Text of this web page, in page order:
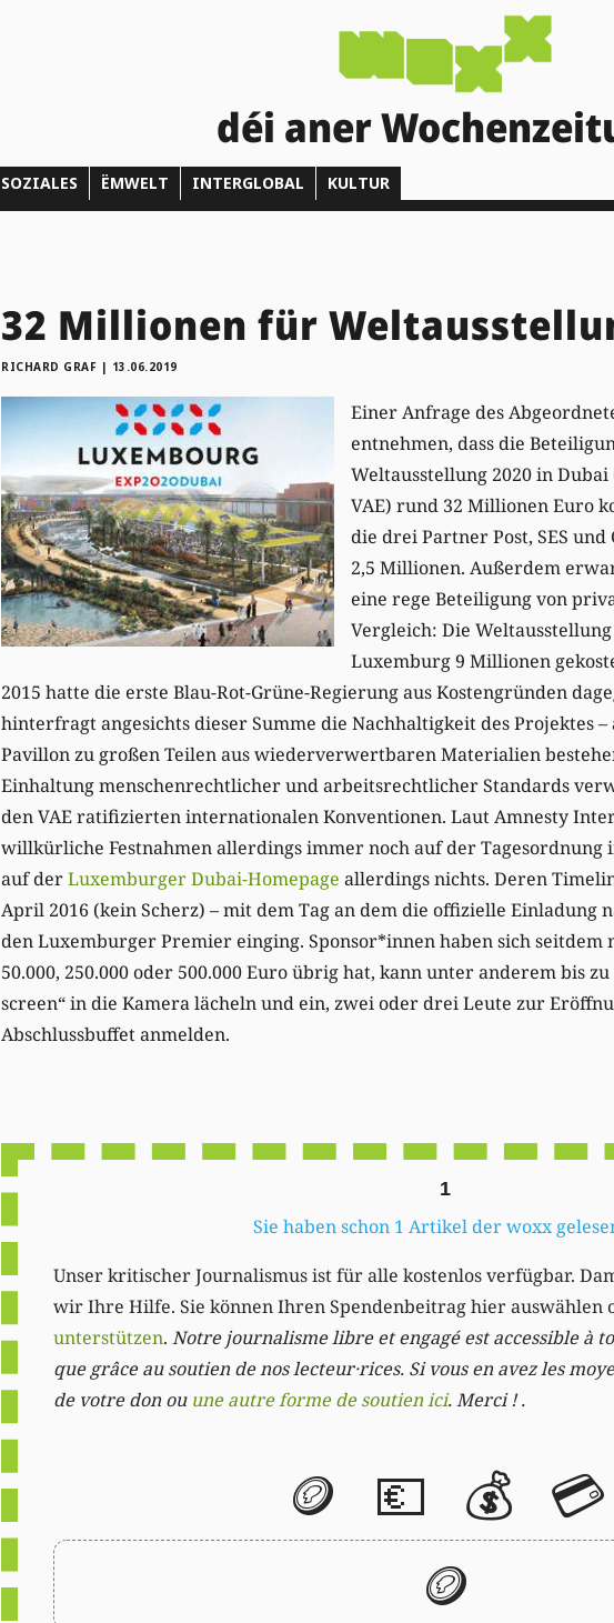
déi aner
SOZIALES ËMWELT INTERGLOBAL KULTUR
32 Millionen für
RICHARD GRAF | 13.06.2019
Einer Anfrage des
entnehmen, dass die
Weltausstellung 2020 in
VAE) rund 32 Millionen Euro
die drei Partner Post, SES
2,5 Millionen. Außerdem
eine rege Beteiligung von
Vergleich: Die
Luxemburg 9 Millionen
2015 hatte die erste Blau-Rot-Grüne-Regierung aus Kostengründen
hinterfragt angesichts dieser Summe die Nachhaltigkeit des Projektes
Pavillon zu großen Teilen aus wiederverwertbaren Materialien
Einhaltung menschenrechtlicher und arbeitsrechtlicher Standards
den VAE ratifizierten internationalen Konventionen. Laut Amnesty
willkürliche Festnahmen allerdings immer noch auf der Tagesordnung
auf derLuxemburger Dubai-Homepage allerdings nichts. Deren
April 2016 (kein Scherz) – mit dem Tag an dem die offizielle Einladung
den Luxemburger Premier einging. Sponsor*innen haben sich seitdem
50.000, 250.000 oder 500.000 Euro übrig hat, kann unter anderem bis
screen“ in die Kamera lächeln und ein, zwei oder drei Leute zur
Abschlussbuffet anmelden.
1
Sie haben schon 1 Artikel der woxx
Unser kritischer Journalismus ist für alle kostenlos verfügbar.
wir Ihre Hilfe. Sie können Ihren Spendenbeitrag hier auswählen
unterstützen. Notre journalisme libre et engagé est accessible à
que grâce au soutien de nos lecteur·rices. Si vous en avez les
de votre don ou une autre forme de soutien ici. Merci ! .
🪙 💶 💰 💳
🪙